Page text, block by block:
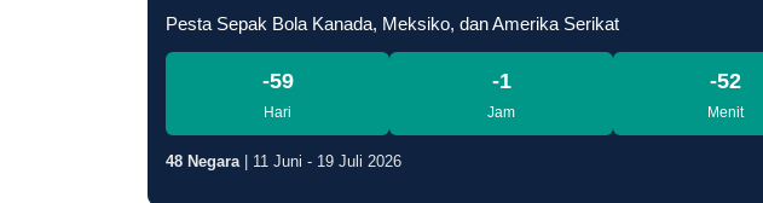
Pesta Sepak Bola Kanada, Meksiko, dan Amerika Serikat
-59
Hari
-1
Jam
-52
Menit
48 Negara| 11 Juni - 19 Juli 2026